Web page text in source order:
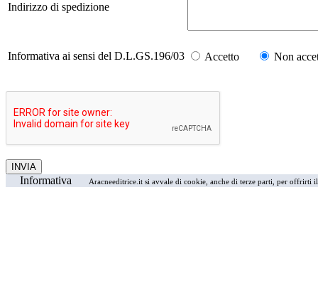
Indirizzo di spedizione
Informativa ai sensi del D.L.GS.196/03 Accetto Non
Informativa Aracneeditrice.it si avvale di cookie, anche di terze parti, per